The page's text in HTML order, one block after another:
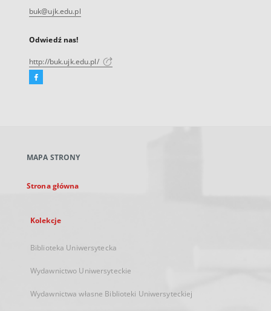
buk@ujk.edu.pl
Odwiedź nas!
http://buk.ujk.edu.pl/
Facebook
karcie
MAPA STRONY
Strona główna
Kolekcje
Biblioteka Uniwersytecka
Wydawnictwo Uniwersyteckie
Wydawnictwa własne Biblioteki Uniwersyteckiej